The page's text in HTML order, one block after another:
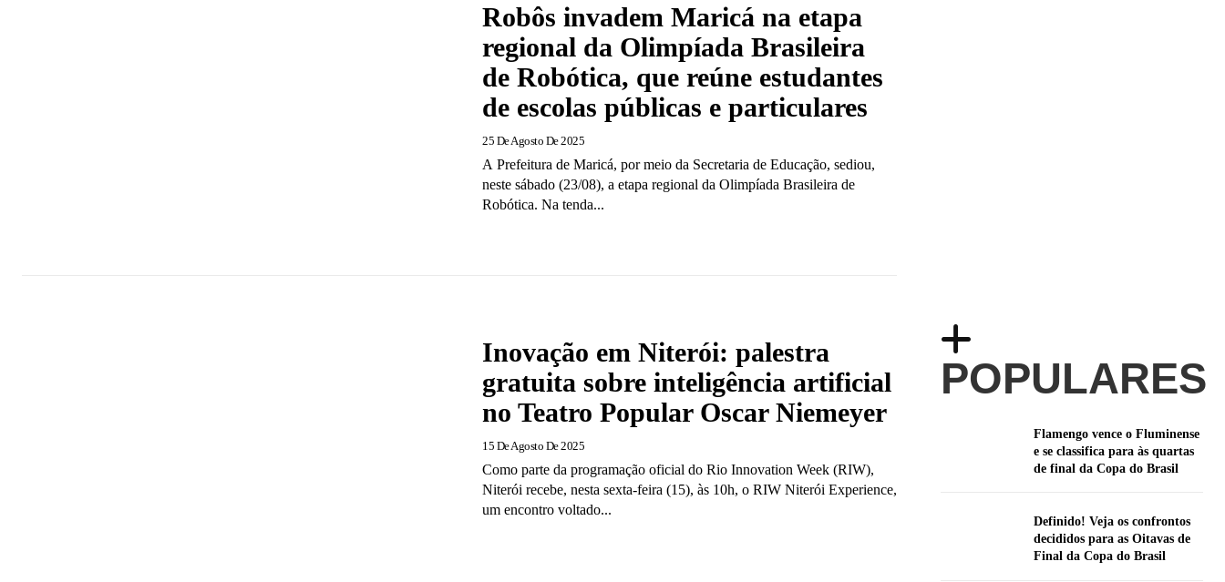
Robôs invadem Maricá na etapa
regional da Olimpíada Brasileira
de Robótica, que reúne estudantes
de escolas públicas e particulares
25 De Agosto De 2025
A Prefeitura de Maricá, por meio da Secretaria de Educação, sediou,
neste sábado (23/08), a etapa regional da Olimpíada Brasileira de
Robótica. Na tenda...
Inovação em Niterói: palestra
gratuita sobre inteligência artificial
no Teatro Popular Oscar Niemeyer
15 De Agosto De 2025
Como parte da programação oficial do Rio Innovation Week (RIW),
Niterói recebe, nesta sexta-feira (15), às 10h, o RIW Niterói Experience,
um encontro voltado...
POPULARES
Flamengo vence o Fluminense
e se classifica para às quartas
de final da Copa do Brasil
Definido! Veja os confrontos
decididos para as Oitavas de
Final da Copa do Brasil